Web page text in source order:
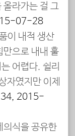
올라가는 걸 그
07-28
이 내적 생산
만으로 내내 훌
어렵다. 쉴리
자였지만 이제
2015-
의식을 공유한